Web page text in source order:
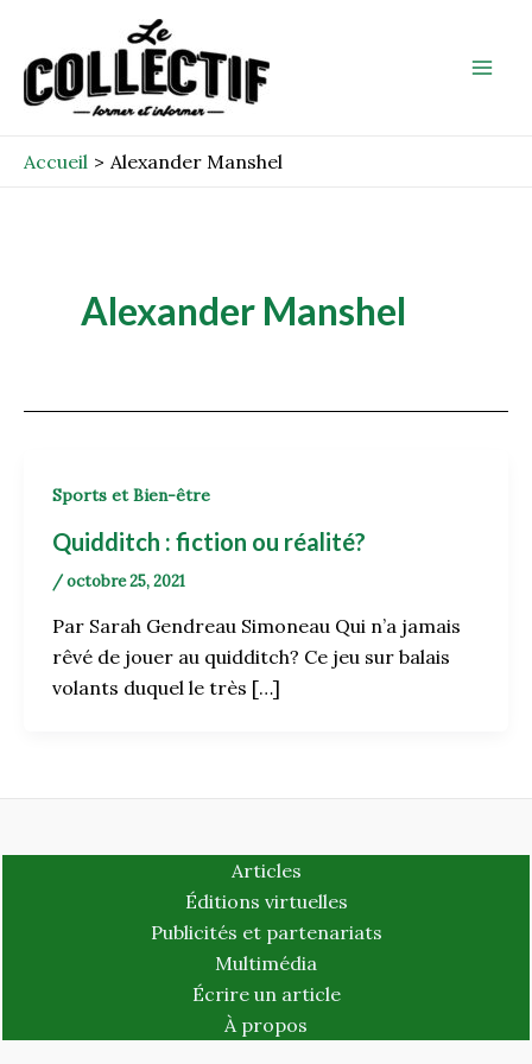
contenu
Accueil Alexander Manshel
Alexander Manshel
Sports et Bien-être
Quidditch : fiction ou réalité?
/octobre 25, 2021
Par Sarah Gendreau Simoneau Qui n’a jamais
rêvé de jouer au quidditch? Ce jeu sur balais
volants duquel le très […]
Articles
Éditions virtuelles
Publicités et partenariats
Multimédia
Écrire un article
À propos